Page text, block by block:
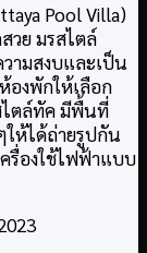
Pool Villa)
วย มรสไตล์
ามสงบและเป็น
องพักให้เลือก
ไตล์ทัค มีพื้นที่
ให้ได้ถ่ายรูปกัน
รื่องใช้ไฟฟ้าแบบ